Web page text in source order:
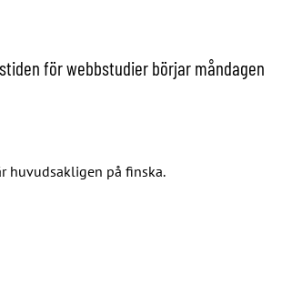
för webbstudier börjar måndagen
huvudsakligen på finska.